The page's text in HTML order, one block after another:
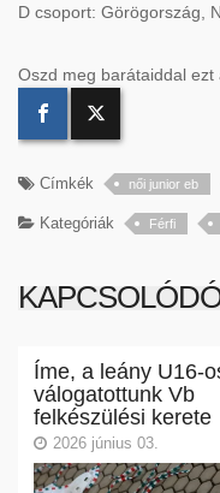
D csoport: Görögország,
Oszd meg barátaiddal ezt
Címkék női junior eb
Kategóriák Férfi
Íme, a leány U16-
válogatottunk Vb
felkészülési kerete
2026 június 03.